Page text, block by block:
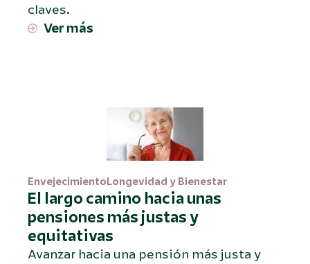
claves.
Ver más
EnvejecimientoLongevidad y Bienestar
El largo camino hacia unas
pensiones más justas y
equitativas
Avanzar hacia una pensión más justa y